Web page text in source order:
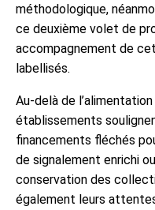
méthodologique,
ce deuxième volet de
accompagnement de
labellisés.
Au-delà de
établissements
financements fléchés
de signalement enrichi
conservation des
également leurs